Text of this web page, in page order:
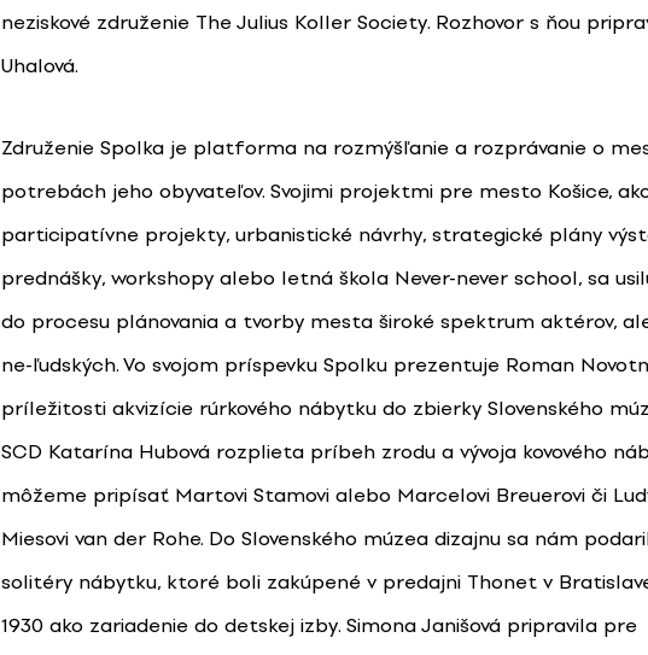
neziskové združenie The Julius Koller Society. Rozhovor s ňou
Uhalová.
Združenie Spolka je platforma na rozmýšľanie a rozprávanie o
potrebách jeho obyvateľov. Svojimi projektmi pre mesto Košice,
participatívne projekty, urbanistické návrhy, strategické plány
prednášky, workshopy alebo letná škola Never-never school, sa
do procesu plánovania a tvorby mesta široké spektrum aktérov,
ne-ľudských. Vo svojom príspevku Spolku prezentuje Roman
príležitosti akvizície rúrkového nábytku do zbierky Slovenského
SCD Katarína Hubová rozplieta príbeh zrodu a vývoja kovového
môžeme pripísať Martovi Stamovi alebo Marcelovi Breuerovi či
Miesovi van der Rohe. Do Slovenského múzea dizajnu sa nám
solitéry nábytku, ktoré boli zakúpené v predajni Thonet v
1930 ako zariadenie do detskej izby. Simona Janišová pripravila pre